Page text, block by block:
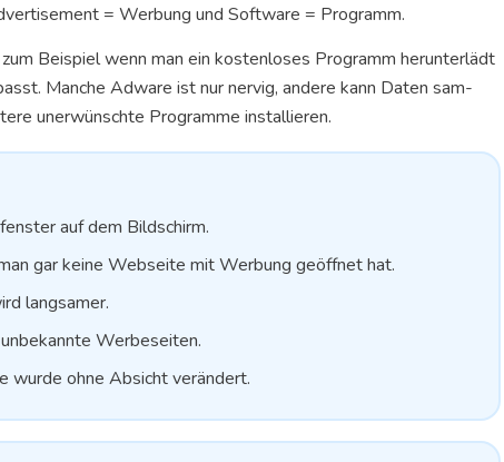
= Wer­bung und Soft­ware = Programm.
Bei­spiel wenn man ein kos­ten­lo­ses Pro­gramm her­un­ter­lädt
Man­che Adware ist nur ner­vig, ande­re kann Daten sam­
uner­wünsch­te Pro­gram­me installieren.
auf dem Bildschirm.
gar kei­ne Web­sei­te mit Wer­bung geöff­net hat.
langsamer.
Werbeseiten.
wur­de ohne Absicht verändert.